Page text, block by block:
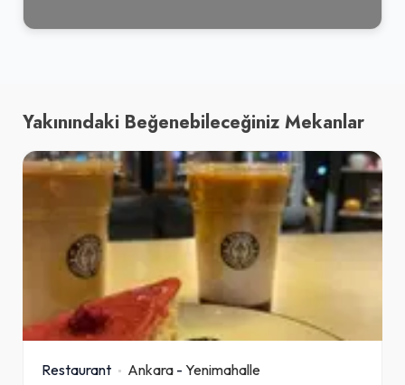
Yakınındaki Beğenebileceğiniz Mekanlar
Restaurant Ankara - Yenimahalle